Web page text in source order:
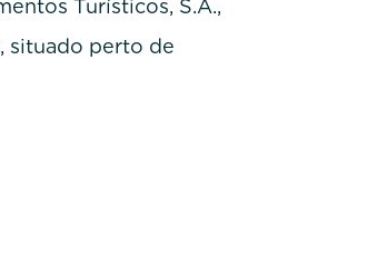
Turísticos, S.A.,
situado perto de